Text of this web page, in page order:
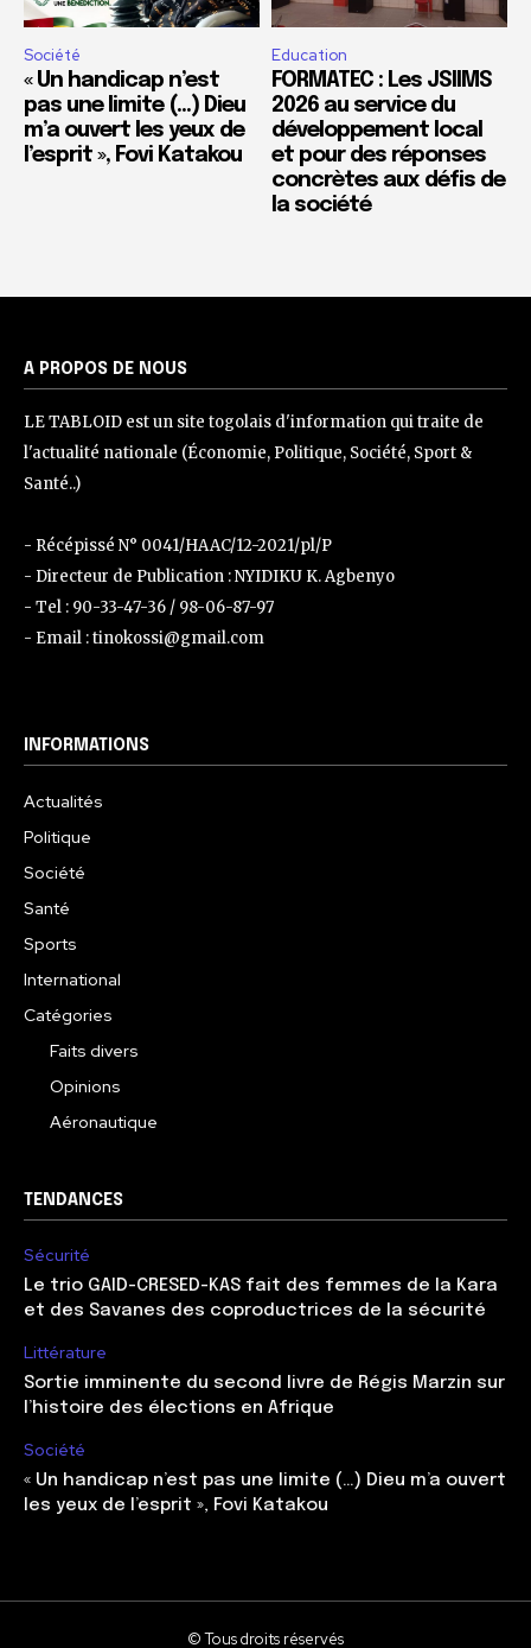
Société
« Un handicap n’est
pas une limite (…) Dieu
m’a ouvert les yeux de
l’esprit », Fovi Katakou
Education
FORMATEC : Les JSIIMS
2026 au service du
développement local
et pour des réponses
concrètes aux défis de
la société
A PROPOS DE NOUS
LE TABLOID est un site togolais d'information qui traite de
l'actualité nationale (Économie, Politique, Société, Sport &
Santé..)
- Récépissé N° 0041/HAAC/12-2021/pl/P
- Directeur de Publication : NYIDIKU K. Agbenyo
- Tel : 90-33-47-36 / 98-06-87-97
- Email : tinokossi@gmail.com
INFORMATIONS
Actualités
Politique
Société
Santé
Sports
International
Catégories
Faits divers
Opinions
Aéronautique
TENDANCES
Sécurité
Le trio GAID-CRESED-KAS fait des femmes de la Kara
et des Savanes des coproductrices de la sécurité
Littérature
Sortie imminente du second livre de Régis Marzin sur
l’histoire des élections en Afrique
Société
« Un handicap n’est pas une limite (…) Dieu m’a ouvert
les yeux de l’esprit », Fovi Katakou
© Tous droits réservés